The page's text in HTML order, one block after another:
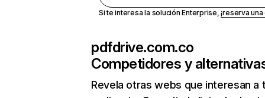
Si te interesa la solución Enterprise,¡reserva
pdfdrive.com.co
Competidores y
Revela otras webs que interesan a